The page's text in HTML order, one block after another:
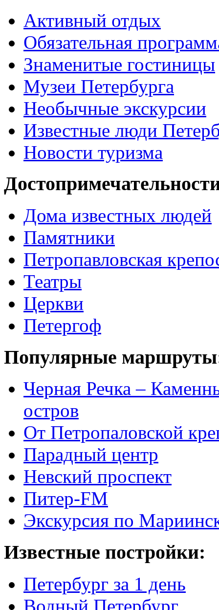
Активный отдых
Обязательная
Знаменитые гостиницы
Музеи Петербурга
Необычные экскурсии
Известные люди
Новости туризма
Дома известных людей
Памятники
Петропавловская
Театры
Церкви
Петергоф
Популярные
Черная Речка –
остров
От Петропаловской
Парадный центр
Невский проспект
Питер-FM
Экскурсия по
Известные постройки:
Петербург за 1 день